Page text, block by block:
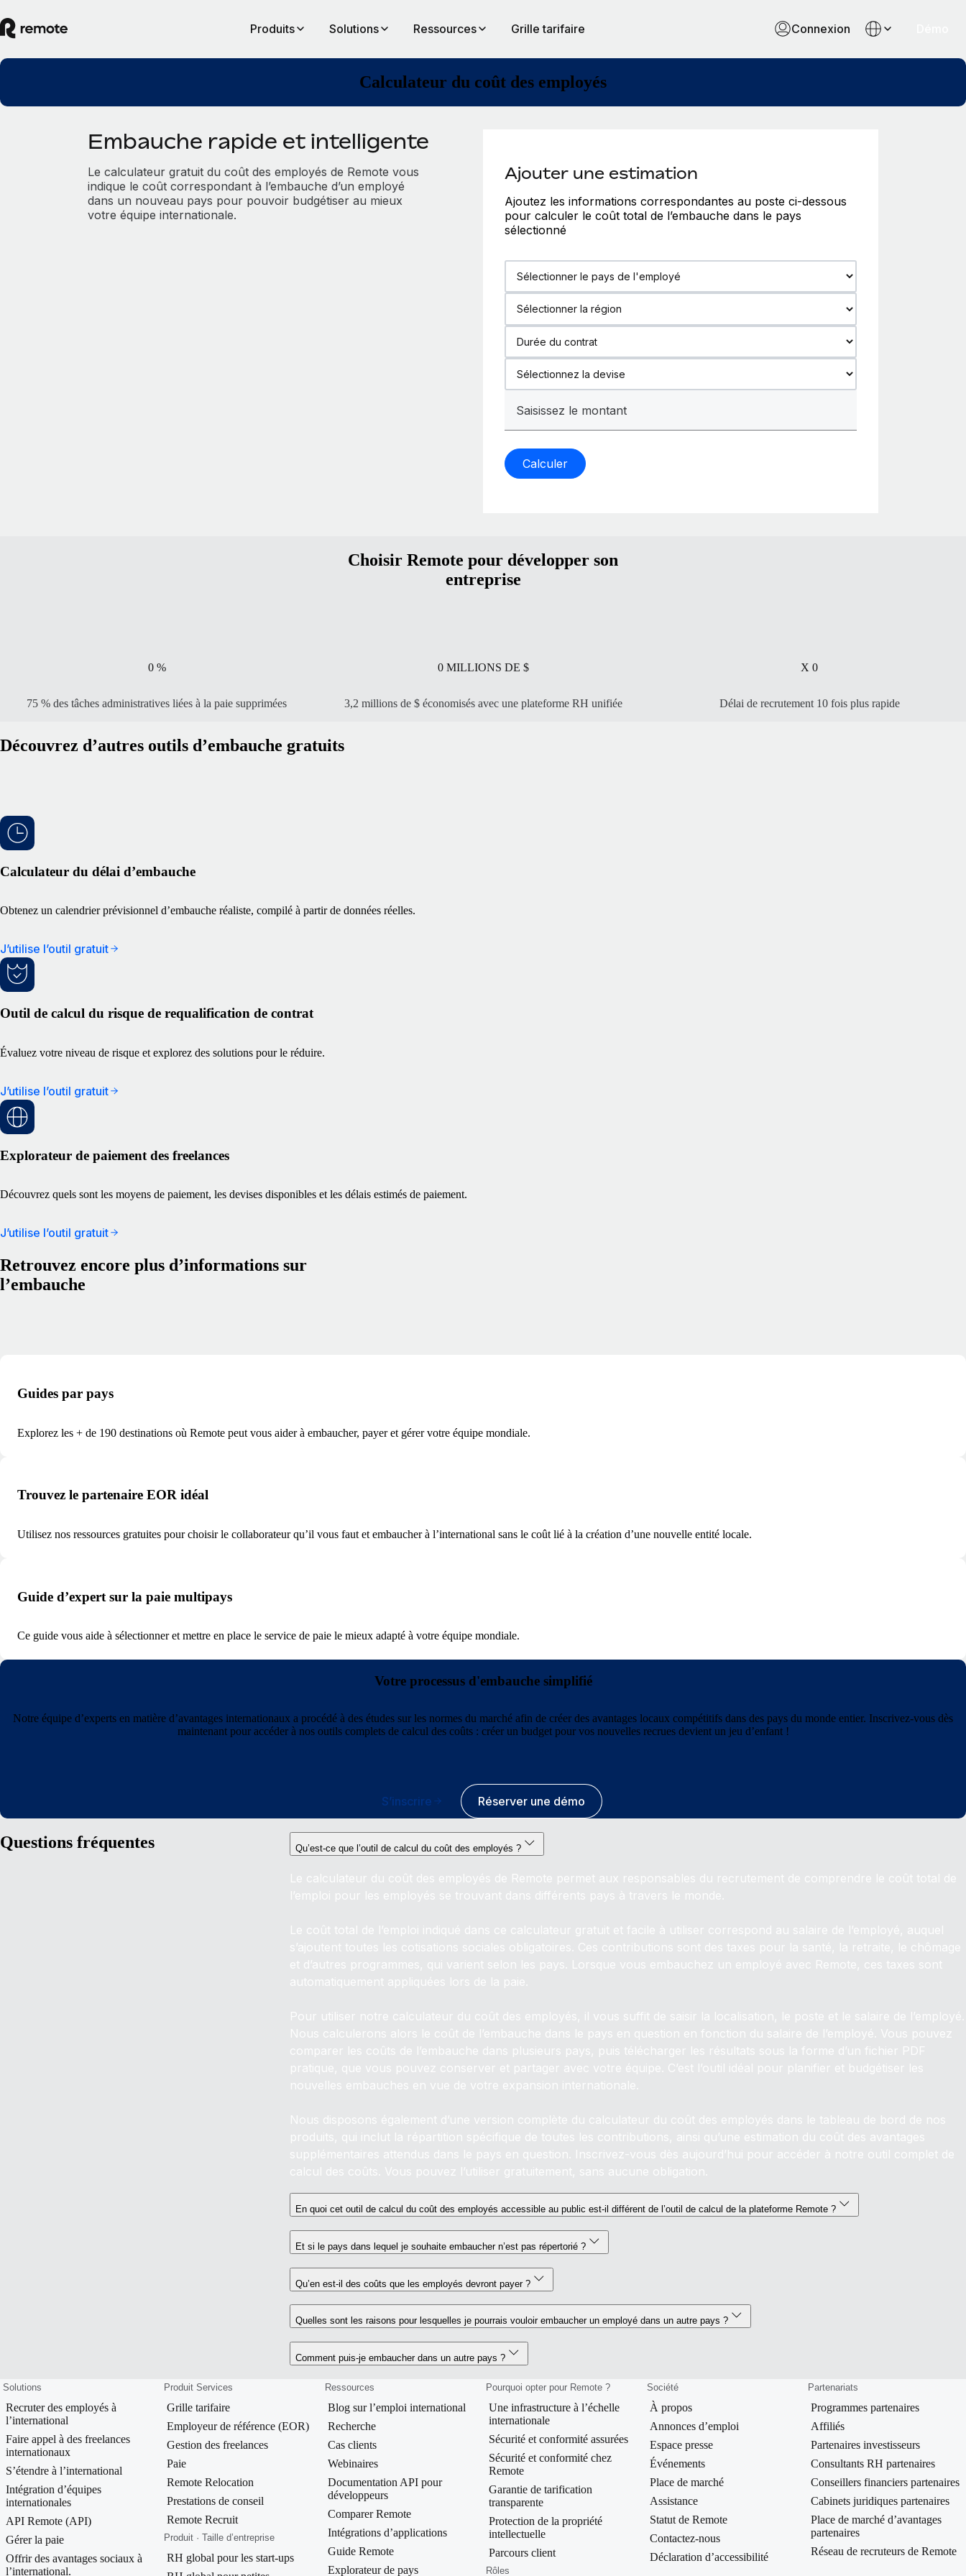
Produits Solutions Ressources Grille tarifaire Connexion
Calculateur du coût des employés
Embauche rapide et intelligente
Le calculateur gratuit du coût des employés de Remote vous
indique le coût correspondant à l’embauche d’un employé
dans un nouveau pays pour pouvoir budgétiser au mieux
votre équipe internationale.
Ajouter une estimation
Ajoutez les informations correspondantes au poste ci-dessous
pour calculer le coût total de l’embauche dans le pays
sélectionné
Calculer
Choisir Remote pour développer son
entreprise
0%
75 % des tâches administratives liées à la paie supprimées
0MILLIONS DE $
3,2 millions de $ économisés avec une plateforme RH unifiée
X 0
Délai de recrutement 10 fois plus rapide
Découvrez d’autres outils d’embauche gratuits
Calculateur du délai d’embauche
Obtenez un calendrier prévisionnel d’embauche réaliste, compilé à partir de données réelles.
J’utilise l’outil gratuit
Outil de calcul du risque de requalification de contrat
Évaluez votre niveau de risque et explorez des solutions pour le réduire.
J’utilise l’outil gratuit
Explorateur de paiement des freelances
Découvrez quels sont les moyens de paiement, les devises disponibles et les délais estimés de paiement.
J’utilise l’outil gratuit
Retrouvez encore plus d’informations sur
l’embauche
Guides par pays
Explorez les + de 190 destinations où Remote peut vous aider à embaucher, payer et gérer votre équipe mondiale.
Trouvez le partenaire EOR idéal
Utilisez nos ressources gratuites pour choisir le collaborateur qu’il vous faut et embaucher à l’international sans le coût lié à la création d’une nouvelle entité locale.
Guide d’expert sur la paie multipays
Ce guide vous aide à sélectionner et mettre en place le service de paie le mieux adapté à votre équipe mondiale.
Votre processus d'embauche simplifié
Notre équipe d’experts en matière d’avantages internationaux a procédé à des études sur les normes du marché afin de créer des avantages locaux compétitifs dans des pays du monde entier. Inscrivez-vous dès
maintenant pour accéder à nos outils complets de calcul des coûts : créer un budget pour vos nouvelles recrues devient un jeu d’enfant !
S’inscrire Réserver une démo
Questions fréquentes Qu’est-ce que l’outil de calcul du coût des employés ?
Le calculateur du coût des employés de Remote permet aux responsables du recrutement de comprendre le coût total de
l’emploi pour les employés se trouvant dans différents pays à travers le monde.
Le coût total de l’emploi indiqué dans ce calculateur gratuit et facile à utiliser correspond au salaire de l’employé, auquel
s’ajoutent toutes les cotisations sociales obligatoires. Ces contributions sont des taxes pour la santé, la retraite, le chômage
et d’autres programmes, qui varient selon les pays. Lorsque vous embauchez un employé avec Remote, ces taxes sont
automatiquement appliquées lors de la paie.
Pour utiliser notre calculateur du coût des employés, il vous suffit de saisir la localisation, le poste et le salaire de l’employé.
Nous calculerons alors le coût de l’embauche dans le pays en question en fonction du salaire de l’employé. Vous pouvez
comparer les coûts de l’embauche dans plusieurs pays, puis télécharger les résultats sous la forme d’un fichier PDF
pratique, que vous pouvez conserver et partager avec votre équipe. C’est l’outil idéal pour planifier et budgétiser les
nouvelles embauches en vue de votre expansion internationale.
Nous disposons également d’une version complète du calculateur du coût des employés dans le tableau de bord de nos
produits, qui inclut la répartition spécifique de toutes les contributions, ainsi qu’une estimation du coût des avantages
supplémentaires attendus dans le pays en question. Inscrivez-vous dès aujourd’hui pour accéder à notre outil complet de
calcul des coûts. Vous pouvez l’utiliser gratuitement, sans aucune obligation.
En quoi cet outil de calcul du coût des employés accessible au public est-il différent de l’outil de calcul de la plateforme Remote ?
Et si le pays dans lequel je souhaite embaucher n’est pas répertorié ?
Qu’en est-il des coûts que les employés devront payer ?
Quelles sont les raisons pour lesquelles je pourrais vouloir embaucher un employé dans un autre pays ?
Comment puis-je embaucher dans un autre pays ?
Solutions
Recruter des employés à
l’international
Faire appel à des freelances
internationaux
S’étendre à l’international
Intégration d’équipes
internationales
API Remote (API)
Gérer la paie
Offrir des avantages sociaux à
l’international.
Produit Services
Grille tarifaire
Employeur de référence (EOR)
Gestion des freelances
Paie
Remote Relocation
Prestations de conseil
Remote Recruit
Produit · Taille d’entreprise
RH global pour les start-ups
Ressources
Blog sur l’emploi international
Recherche
Cas clients
Webinaires
Documentation API pour
développeurs
Comparer Remote
Intégrations d’applications
Guide Remote
Explorateur de pays
Pourquoi opter pour Remote ?
Une infrastructure à l’échelle
internationale
Sécurité et conformité assurées
Sécurité et conformité chez
Remote
Garantie de tarification
transparente
Protection de la propriété
intellectuelle
Parcours client
Rôles
Société
À propos
Annonces d’emploi
Espace presse
Événements
Place de marché
Assistance
Statut de Remote
Contactez-nous
Déclaration d’accessibilité
Partenariats
Programmes partenaires
Affiliés
Partenaires investisseurs
Consultants RH partenaires
Conseillers financiers partenaires
Cabinets juridiques partenaires
Place de marché d’avantages
partenaires
Réseau de recruteurs de Remote